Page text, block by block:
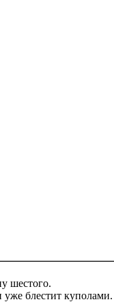
шестого.
блестит куполами.